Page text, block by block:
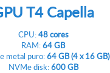
T4 Capella
CPU:48 cores
RAM:64 GB
metal puro:64 GB (4 x 16 GB)
NVMe disk:600 GB